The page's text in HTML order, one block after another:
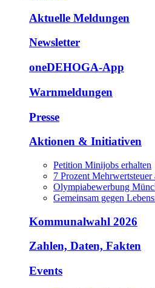
Aktuelle Meldungen
Newsletter
oneDEHOGA-App
Warnmeldungen
Presse
Aktionen & Initiativen
Petition Minijobs erhalten
7 Prozent Mehrwertsteuer
Olympiabewerbung
Gemeinsam gegen
Kommunalwahl 2026
Zahlen, Daten, Fakten
Events